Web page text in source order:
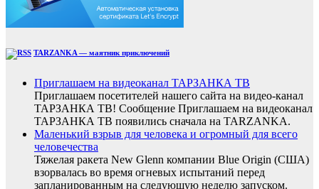
TARZANKA — маятник приключений
Приглашаем на видеоканал ТАРЗАНКА ТВ
Приглашаем посетителей нашего сайта на видео-канал
ТАРЗАНКА ТВ! Сообщение Приглашаем на видеоканал
ТАРЗАНКА ТВ появились сначала на TARZANKA.
Маленький взрыв для человека и огромный для всего
человечества
Тяжелая ракета New Glenn компании Blue Origin (США)
взорвалась во время огневых испытаний перед
запланированным на следующую неделю запуском.